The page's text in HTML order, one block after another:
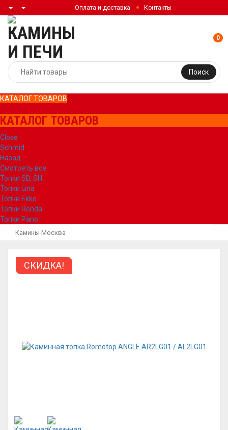
Оплата и доставка Контакты
Поиск
0
КАТАЛОГ ТОВАРОВ
КАТАЛОГ ТОВАРОВ
Close
Schmid
Назад
Смотреть все
Топки SD, SH
Топки Lina
Топки Ekko
Топки Ronda
Топки Pano
Камины Москва
СКИДКА!